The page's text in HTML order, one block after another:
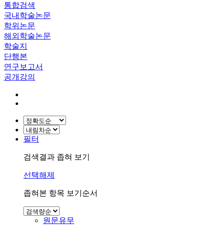
통합검색
국내학술논문
학위논문
해외학술논문
학술지
단행본
연구보고서
공개강의
필터
검색결과 좁혀 보기
선택해제
좁혀본 항목 보기순서
원문유무